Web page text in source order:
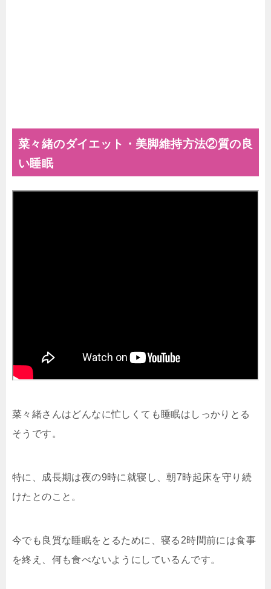
菜々緒のダイエット・美脚維持方法②質の良
い睡眠
菜々緒さんはどんなに忙しくても睡眠はしっかりとる
そうです。
特に、成長期は夜の9時に就寝し、朝7時起床を守り続
けたとのこと。
今でも良質な睡眠をとるために、寝る2時間前には食事
を終え、何も食べないようにしているんです。